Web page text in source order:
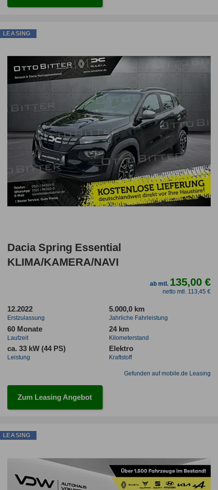
Dacia Spring Essential
KLIMA/KAMERA/NAVI
ab mtl. 135,00 €
netto mtl. 113,45 €
12.2022
Erstzulassung
5.000,0 km
Jahrliche Fahrleistung
60 Monate
Laufzeit
24 km
Kilometerstand
ca. 33 kW (44 PS)
Leistung
Elektro
Kraftstoff
Gefunden auf mobile.de Leasing
Zum Leasing Angebot
LEASING
LEASING